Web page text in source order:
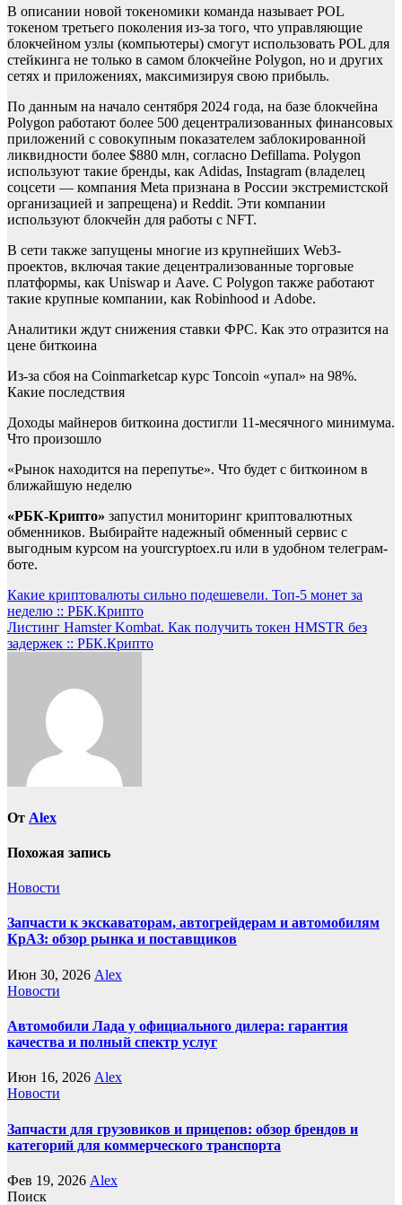
В описании новой токеномики команда называет POL
токеном третьего поколения из-за того, что управляющие
блокчейном узлы (компьютеры) смогут использовать POL для
стейкинга не только в самом блокчейне Polygon, но и других
сетях и приложениях, максимизируя свою прибыль.
По данным на начало сентября 2024 года, на базе блокчейна
Polygon работают более 500 децентрализованных финансовых
приложений с совокупным показателем заблокированной
ликвидности более $880 млн, согласно Defillama. Polygon
используют такие бренды, как Adidas, Instagram (владелец
соцсети — компания Metа признана в России экстремистской
организацией и запрещена) и Reddit. Эти компании
используют блокчейн для работы с NFT.
В сети также запущены многие из крупнейших Web3-
проектов, включая такие децентрализованные торговые
платформы, как Uniswap и Aave. С Polygon также работают
такие крупные компании, как Robinhood и Adobe.
Аналитики ждут снижения ставки ФРС. Как это отразится на
цене биткоина
Из-за сбоя на Coinmarketcap курс Toncoin «упал» на 98%.
Какие последствия
Доходы майнеров биткоина достигли 11-месячного минимума.
Что произошло
«Рынок находится на перепутье». Что будет с биткоином в
ближайшую неделю
«РБК-Крипто» запустил мониторинг криптовалютных
обменников. Выбирайте надежный обменный сервис с
выгодным курсом на yourcryptoex.ru или в удобном телеграм-
боте.
Навигация
по
записям
Какие криптовалюты сильно подешевели. Топ-5 монет за
неделю :: РБК.Крипто
Листинг Hamster Kombat. Как получить токен HMSTR без
задержек :: РБК.Крипто
От Alex
Похожая запись
Новости
Запчасти к экскаваторам, автогрейдерам и автомобилям
КрАЗ: обзор рынка и поставщиков
Июн 30, 2026 Alex
Новости
Автомобили Лада у официального дилера: гарантия
качества и полный спектр услуг
Июн 16, 2026 Alex
Новости
Запчасти для грузовиков и прицепов: обзор брендов и
категорий для коммерческого транспорта
Фев 19, 2026 Alex
Поиск